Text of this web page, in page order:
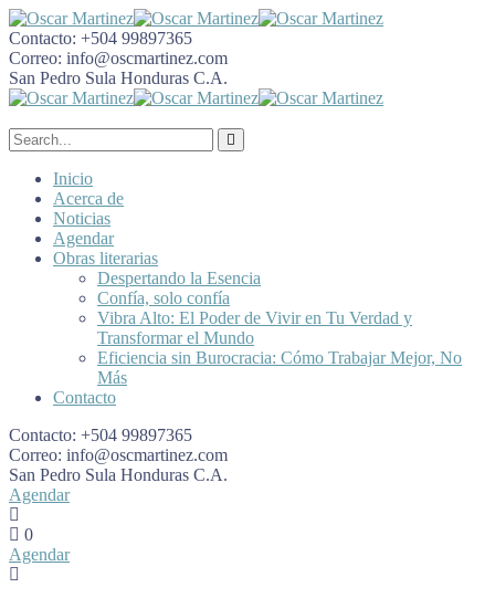
Contacto: +504 99897365
Correo: info@oscmartinez.com
San Pedro Sula Honduras C.A.
Inicio
Acerca de
Noticias
Agendar
Obras literarias
Despertando la Esencia
Confía, solo confía
Vibra Alto: El Poder de Vivir en Tu Verdad y
Transformar el Mundo
Eficiencia sin Burocracia: Cómo Trabajar Mejor, No
Más
Contacto
Contacto: +504 99897365
Correo: info@oscmartinez.com
San Pedro Sula Honduras C.A.
Agendar
0
Agendar